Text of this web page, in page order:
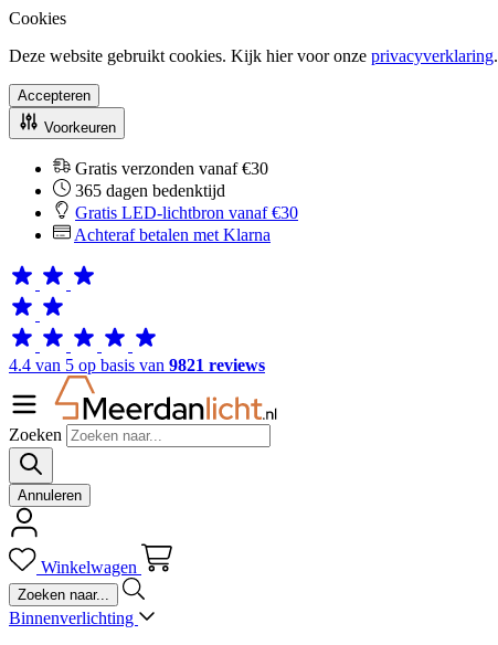
Cookies
Deze website gebruikt cookies. Kijk hier voor onze privacyverklaring.
Accepteren
Voorkeuren
Gratis verzonden vanaf €30
365 dagen bedenktijd
Gratis LED-lichtbron vanaf €30
Achteraf betalen met Klarna
4.4 van 5 op basis van 9821 reviews
Zoeken
Annuleren
Winkelwagen
Binnenverlichting